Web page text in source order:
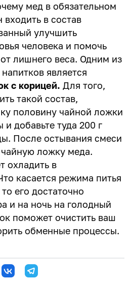
мед в обязательном
в состав
улучшить
человека и помочь
лишнего веса. Одним из
является
с корицей. Для того,
такой состав,
половину чайной ложки
добавьте туда 200 г
После остывания смеси
ложку меда.
охладить в
касается режима питья
его достаточно
и на ночь на голодный
поможет очистить ваш
обменные процессы.